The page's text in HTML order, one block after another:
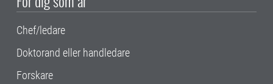
Chef/ledare
Doktorand eller handledare
Forskare